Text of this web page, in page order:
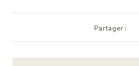
Partager :